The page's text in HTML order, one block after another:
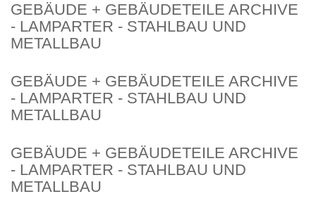
GEBÄUDE + GEBÄUDETEILE ARCHIVE
- LAMPARTER - STAHLBAU UND
METALLBAU
GEBÄUDE + GEBÄUDETEILE ARCHIVE
- LAMPARTER - STAHLBAU UND
METALLBAU
GEBÄUDE + GEBÄUDETEILE ARCHIVE
- LAMPARTER - STAHLBAU UND
METALLBAU